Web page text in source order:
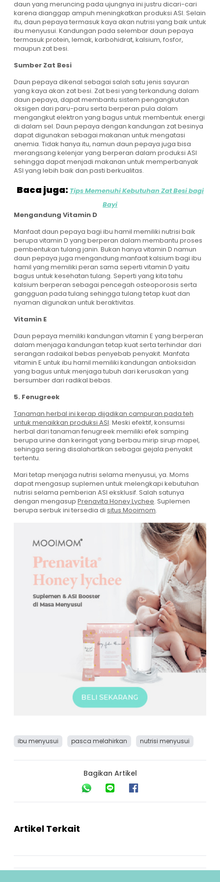
daun yang meruncing pada ujungnya ini justru dicari-cari
karena dianggap ampuh meningkatkan produksi ASI. Selain
itu, daun pepaya termasuk kaya akan nutrisi yang baik untuk
ibu menyusui. Kandungan pada selembar daun pepaya
termasuk protein, lemak, karbohidrat, kalsium, fosfor,
maupun zat besi.
Sumber Zat Besi
Daun pepaya dikenal sebagai salah satu jenis sayuran
yang kaya akan zat besi. Zat besi yang terkandung dalam
daun pepaya, dapat membantu sistem pengangkutan
oksigen dari paru-paru serta berperan pula dalam
mengangkut elektron yang bagus untuk membentuk energi
di dalam sel. Daun pepaya dengan kandungan zat besinya
dapat digunakan sebagai makanan untuk mengatasi
anemia. Tidak hanya itu, namun daun pepaya juga bisa
merangsang kelenjar yang berperan dalam produksi ASI
sehingga dapat menjadi makanan untuk memperbanyak
ASI yang lebih baik dan pasti berkualitas.
Baca juga: Tips Memenuhi Kebutuhan Zat Besi bagi
Bayi
Mengandung Vitamin D
Manfaat daun pepaya bagi ibu hamil memiliki nutrisi baik
berupa vitamin D yang berperan dalam membantu proses
pembentukan tulang janin. Bukan hanya vitamin D namun
daun pepaya juga mengandung manfaat kalsium bagi ibu
hamil yang memiliki peran sama seperti vitamin D yaitu
bagus untuk kesehatan tulang. Seperti yang kita tahu
kalsium berperan sebagai pencegah osteoporosis serta
gangguan pada tulang sehingga tulang tetap kuat dan
nyaman digunakan untuk beraktivitas.
Vitamin E
Daun pepaya memiliki kandungan vitamin E yang berperan
dalam menjaga kandungan tetap kuat serta terhindar dari
serangan radaikal bebas penyebab penyakit. Manfata
vitamin E untuk ibu hamil memiliki kandungan antioksidan
yang bagus untuk menjaga tubuh dari kerusakan yang
bersumber dari radikal bebas.
5. Fenugreek
Tanaman herbal ini kerap dijadikan campuran pada teh
untuk menaikkan produksi ASI. Meski efektif, konsumsi
herbal dari tanaman fenugreek memiliki efek samping
berupa urine dan keringat yang berbau mirip sirup mapel,
sehingga sering disalahartikan sebagai gejala penyakit
tertentu.
Mari tetap menjaga nutrisi selama menyusui, ya. Moms
dapat mengasup suplemen untuk melengkapi kebutuhan
nutrisi selama pemberian ASI eksklusif. Salah satunya
dengan mengasup Prenavita Honey Lychee. Suplemen
berupa serbuk ini tersedia di situs Mooimom.
ibu menyusui pasca melahirkan nutrisi menyusui
Bagikan Artikel
Artikel Terkait